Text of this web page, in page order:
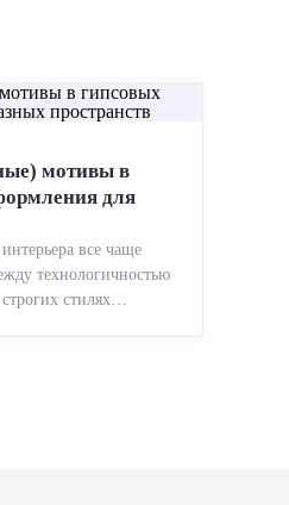
мотивы в
для
все чаще
технологичностью
стилях